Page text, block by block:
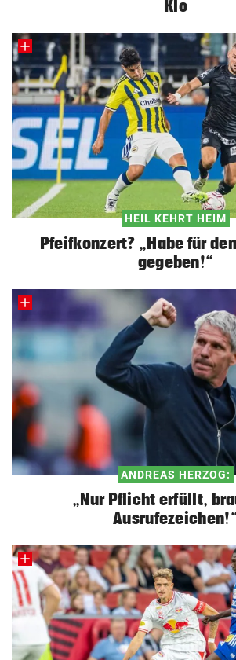
Klo
HEIL KEHRT HEIM
Pfeifkonzert? „Habe für
gegeben!“
ANDREAS HERZOG:
„Nur Pflicht erfüllt,